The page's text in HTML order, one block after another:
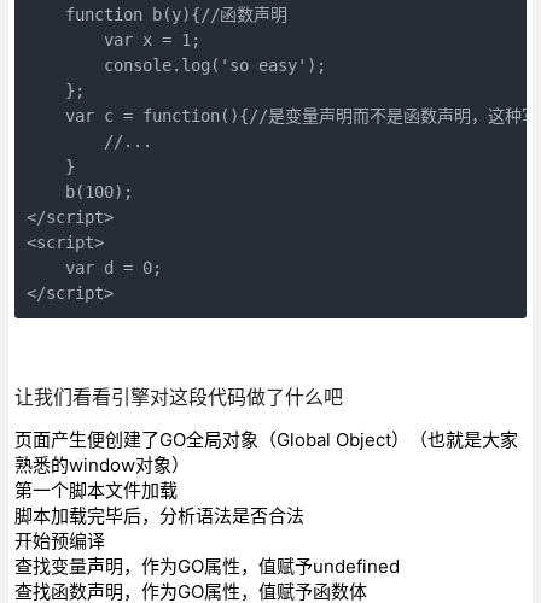
    function b(y){//函数声明
        var x = 1;
        console.log('so easy');
    };
var c = function(){//是变量声明而不是函数声明，这种写
        //...
    }
    b(100);
</script>
<script>
    var d = 0;
</script>
让我们看看引擎对这段代码做了什么吧
页面产生便创建了GO全局对象（Global Object）（也就是大家
熟悉的window对象）
第一个脚本文件加载
脚本加载完毕后，分析语法是否合法
开始预编译
查找变量声明，作为GO属性，值赋予undefined
查找函数声明，作为GO属性，值赋予函数体